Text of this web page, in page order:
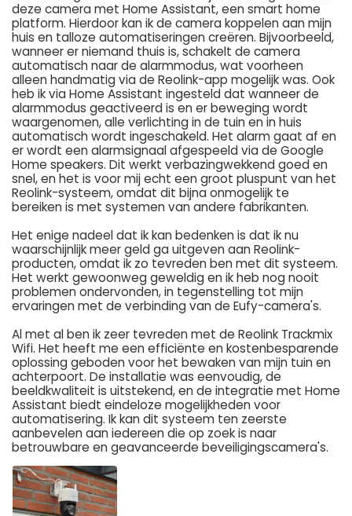
deze camera met Home Assistant, een smart home
platform. Hierdoor kan ik de camera koppelen aan mijn
huis en talloze automatiseringen creëren. Bijvoorbeeld,
wanneer er niemand thuis is, schakelt de camera
automatisch naar de alarmmodus, wat voorheen
alleen handmatig via de Reolink-app mogelijk was. Ook
heb ik via Home Assistant ingesteld dat wanneer de
alarmmodus geactiveerd is en er beweging wordt
waargenomen, alle verlichting in de tuin en in huis
automatisch wordt ingeschakeld. Het alarm gaat af en
er wordt een alarmsignaal afgespeeld via de Google
Home speakers. Dit werkt verbazingwekkend goed en
snel, en het is voor mij echt een groot pluspunt van het
Reolink-systeem, omdat dit bijna onmogelijk te
bereiken is met systemen van andere fabrikanten.
Het enige nadeel dat ik kan bedenken is dat ik nu
waarschijnlijk meer geld ga uitgeven aan Reolink-
producten, omdat ik zo tevreden ben met dit systeem.
Het werkt gewoonweg geweldig en ik heb nog nooit
problemen ondervonden, in tegenstelling tot mijn
ervaringen met de verbinding van de Eufy-camera's.
Al met al ben ik zeer tevreden met de Reolink Trackmix
Wifi. Het heeft me een efficiënte en kostenbesparende
oplossing geboden voor het bewaken van mijn tuin en
achterpoort. De installatie was eenvoudig, de
beeldkwaliteit is uitstekend, en de integratie met Home
Assistant biedt eindeloze mogelijkheden voor
automatisering. Ik kan dit systeem ten zeerste
aanbevelen aan iedereen die op zoek is naar
betrouwbare en geavanceerde beveiligingscamera's.